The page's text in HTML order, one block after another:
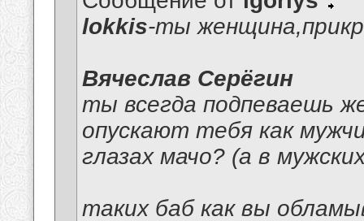
lokkis-ты
Вячеслав Серёгин
ты всегда подпеваешь
опускают тебя как
глазах мачо? (а в
таких баб как вы